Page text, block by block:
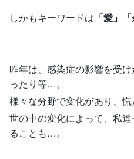
しかもキーワードは 「愛」
昨年は、感染症の影響を受
ったり等…。
様々な分野で変化があり、慌
世の中の変化によって、私
ることも…。